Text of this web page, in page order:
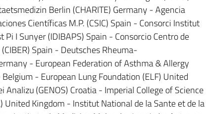
Berlin (CHARITE) Germany - Agencia
Científicas M.P. (CSIC) Spain - Consorci Institut
I Sunyer (IDIBAPS) Spain - Consorcio Centro de
Spain - Deutsches Rheuma-
- European Federation of Asthma & Allergy
- European Lung Foundation (ELF) United
Analizu (GENOS) Croatia - Imperial College of Science
United Kingdom - Institut National de la Sante et de la